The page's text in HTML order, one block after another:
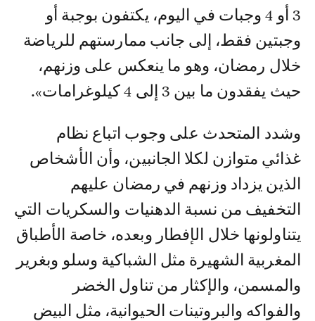
3 أو 4 وجبات في اليوم، يكتفون بوجبة أو
وجبتين فقط، إلى جانب ممارستهم للرياضة
خلال رمضان، وهو ما ينعكس على وزنهم،
حيث يفقدون ما بين 3 إلى 4 كيلوغرامات».
وشدد المتحدث على وجوب اتباع نظام
غذائي متوازن لكلا الجانبين، وأن الأشخاص
الذين يزداد وزنهم في رمضان عليهم
التخفيف من نسبة الدهنيات والسكريات التي
يتناولونها خلال الإفطار وبعده، خاصة الأطباق
المغربية الشهيرة مثل الشباكية وسلو وبغرير
والمسمن، والإكثار من تناول الخضر
والفواكه والبروتينات الحيوانية، مثل البيض